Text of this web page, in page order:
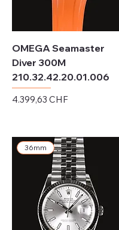
OMEGA Seamaster
Diver 300M
210.32.42.20.01.006
Preis
4.399,63 CHF
36mm